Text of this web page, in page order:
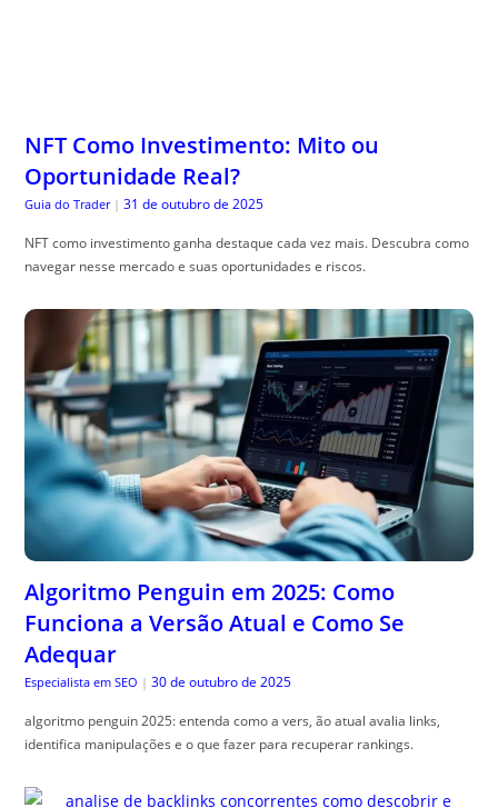
NFT Como Investimento: Mito ou
Oportunidade Real?
Guia do Trader | 31 de outubro de 2025
NFT como investimento ganha destaque cada vez mais. Descubra como
navegar nesse mercado e suas oportunidades e riscos.
Algoritmo Penguin em 2025: Como
Funciona a Versão Atual e Como Se
Adequar
Especialista em SEO | 30 de outubro de 2025
algoritmo penguin 2025: entenda como a vers, ão atual avalia links,
identifica manipulações e o que fazer para recuperar rankings.